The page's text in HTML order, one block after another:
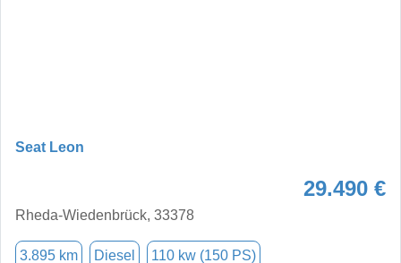
Seat Leon
29.490 €
Rheda-Wiedenbrück, 33378
3.895 km Diesel 110 kw (150 PS)